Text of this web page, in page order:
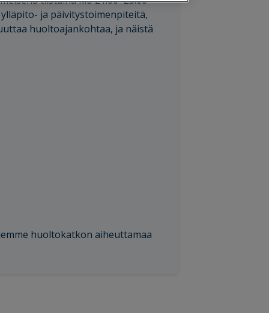
ja päivitystoimenpiteitä,
huoltoajankohtaa, ja näistä
huoltokatkon aiheuttamaa